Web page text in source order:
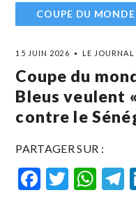
COUPE DU
15 JUIN 2026 LE JOURNAL
Coupe du
Bleus veulent
contre le
PARTAGER SUR :
Facebook